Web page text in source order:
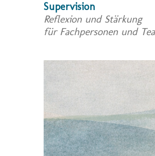
Supervision
Reflexion und Stärkung
für Fachpersonen und